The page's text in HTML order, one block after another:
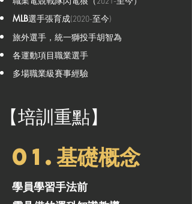
MLB選手張育成(2020-至今)
旅外選手，統一獅投手胡智為
各運動項目職業選手
多場職業級賽事經驗
【培訓重點】
01.基礎概念
學員學習手法前